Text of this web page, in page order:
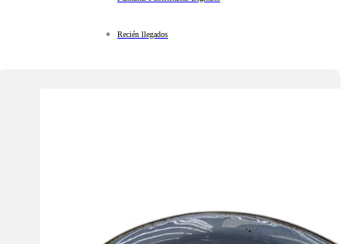
Recién llegados